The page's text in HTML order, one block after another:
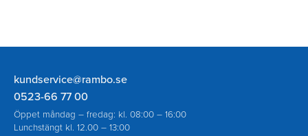
Rambo
AB
kundservice@rambo.se
0523-66 77 00
Öppet måndag – fredag: kl. 08:00 – 16:00
Lunchstängt kl. 12.00 – 13:00